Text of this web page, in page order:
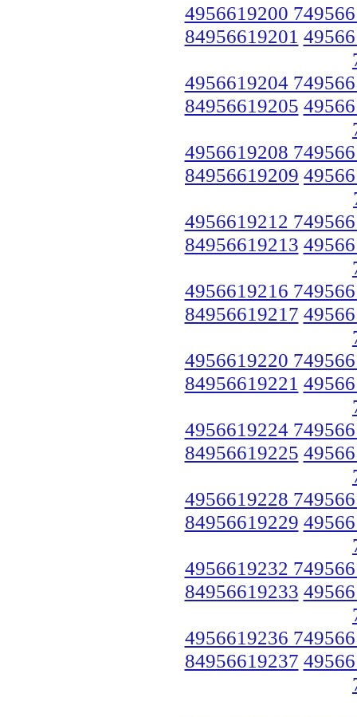
4956619200
84956619201
4956619204
84956619205
4956619208
84956619209
4956619212
84956619213
4956619216
84956619217
4956619220
84956619221
4956619224
84956619225
4956619228
84956619229
4956619232
84956619233
4956619236
84956619237